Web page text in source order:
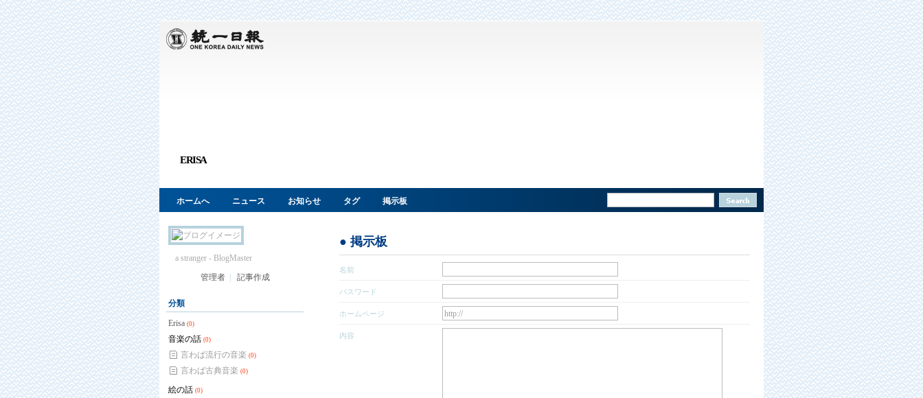
ERISA
ホームへ ニュース お知らせ タグ 掲示板
● 掲示板
名前
パスワード
ホームページ
内容
a stranger - BlogMaster
管理者| 記事作成
分類
Erisa (0)
音楽の話 (0)
言わば流行の音楽 (0)
言わば古典音楽 (0)
絵の話 (0)